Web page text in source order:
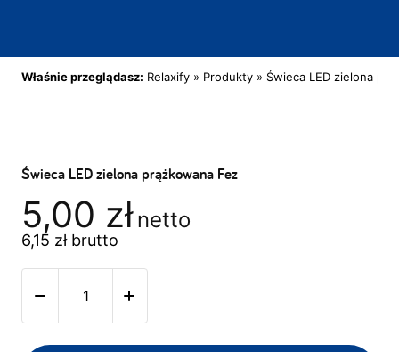
Właśnie przeglądasz: Relaxify » Produkty » Świeca LED zielona
Świeca LED zielona prążkowana Fez
5,00 zł netto
6,15 złbrutto